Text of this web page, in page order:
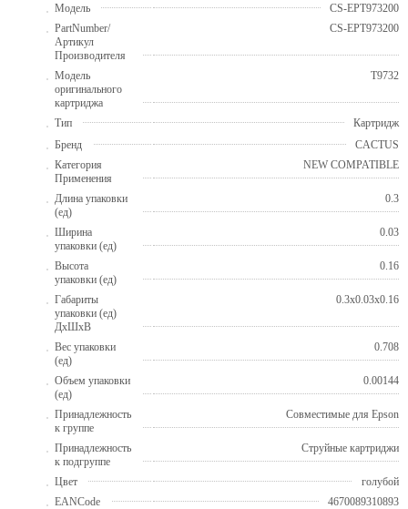
Модель
CS-EPT973200
PartNumber/
Артикул
Производителя
CS-EPT973200
Модель
оригинального
картриджа
T9732
Тип
Картридж
Бренд
CACTUS
Категория
Применения
NEW COMPATIBLE
Длина упаковки
(ед)
0.3
Ширина
упаковки (ед)
0.03
Высота
упаковки (ед)
0.16
Габариты
упаковки (ед)
ДхШхВ
0.3x0.03x0.16
Вес упаковки
(ед)
0.708
Объем упаковки
(ед)
0.00144
Принадлежность
к группе
Совместимые для Epson
Принадлежность
к подгруппе
Струйные картриджи
Цвет
голубой
EANCode
4670089310893